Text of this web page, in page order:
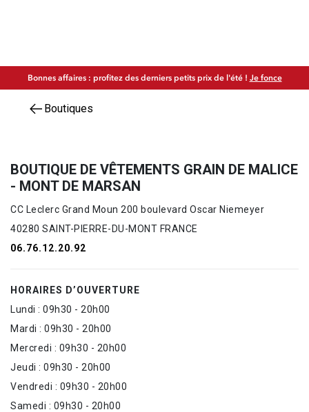
Bonnes affaires : profitez des derniers petits prix de l'été ! Je fonce
Boutiques
BOUTIQUE DE VÊTEMENTS GRAIN DE MALICE
- MONT DE MARSAN
CC Leclerc Grand Moun 200 boulevard Oscar Niemeyer
40280 SAINT-PIERRE-DU-MONT FRANCE
06.76.12.20.92
HORAIRES D’OUVERTURE
Lundi : 09h30 - 20h00
Mardi : 09h30 - 20h00
Mercredi : 09h30 - 20h00
Jeudi : 09h30 - 20h00
Vendredi : 09h30 - 20h00
Samedi : 09h30 - 20h00